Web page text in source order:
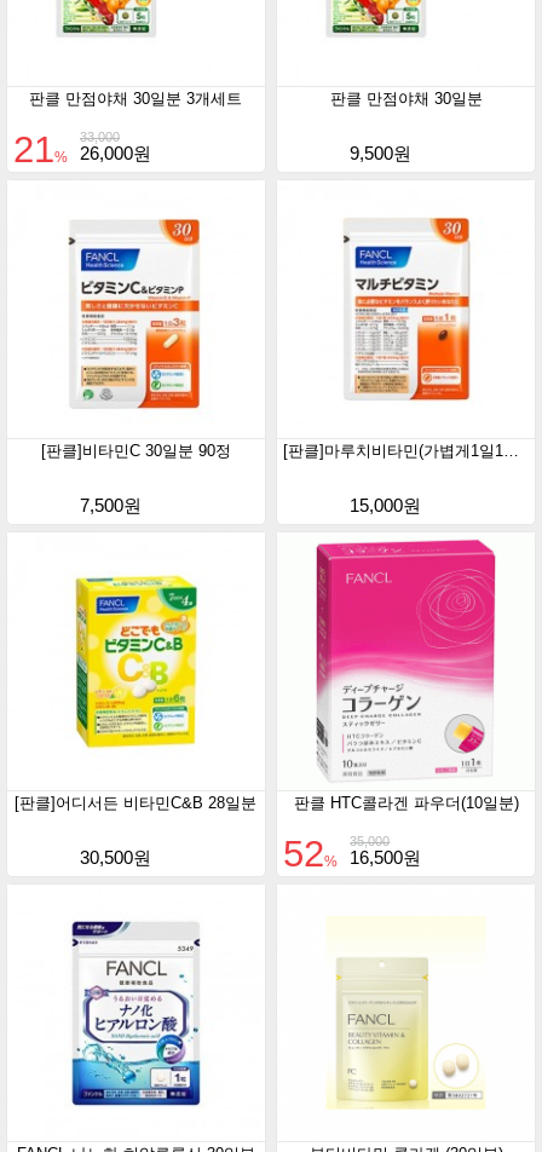
판클 만점야채 30일분 3개세트
33,000
21% 26,000원
판클 만점야채 30일분
9,500원
[판클]비타민C 30일분 90정
7,500원 15,000원
[판클]어디서든 비타민C&B 28일분
30,500원
판클 HTC콜라겐 파우더(10일분)
35,000
52% 16,500원